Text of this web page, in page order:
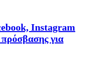
Instagram
για